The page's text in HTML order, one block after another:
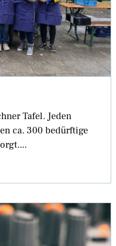
Tafel. Jeden
ca. 300 bedürftige